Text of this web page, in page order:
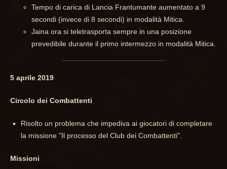
Tempo di carica di Lancia Frantumante aumentato a 9
secondi (invece di 8 secondi) in modalità Mitica.
Jaina ora si teletrasporta sempre in una posizione
prevedibile durante il primo intermezzo in modalità Mitica.
5 aprile 2019
Circolo dei Combattenti
Risolto un problema che impediva ai giocatori di completare
la missione "Il processo del Club dei Combattenti".
Missioni